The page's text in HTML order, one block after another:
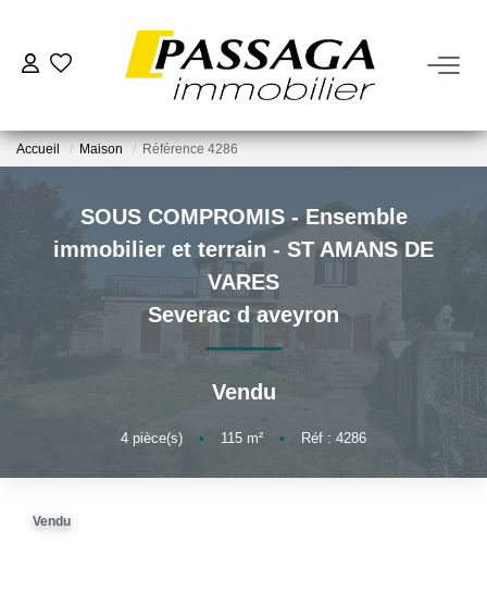
VENDRE
Estimation
FAIRE GÉRER
Accueil Maison Référence 4286
SOUS COMPROMIS - Ensemble
immobilier et terrain - ST AMANS DE
VARES
Severac d aveyron
Vendu
4 pièce(s) • 115 m² • Réf : 4286
Vendu